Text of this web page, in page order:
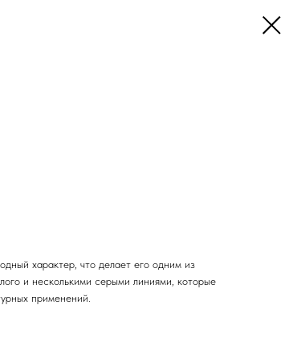
характер, что делает его одним из
и несколькими серыми линиями, которые
применений.